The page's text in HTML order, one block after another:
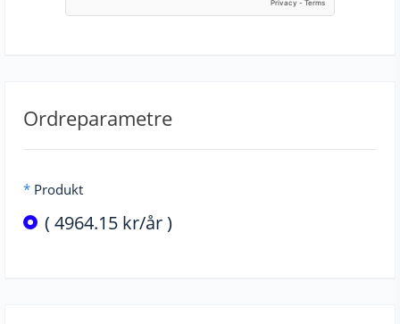
Ordreparametre
* Produkt
( 4964.15 kr/år )